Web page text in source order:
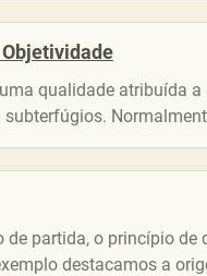
qualidade atribuída
subterfúgios.
de partida, o princípio
destacamos a